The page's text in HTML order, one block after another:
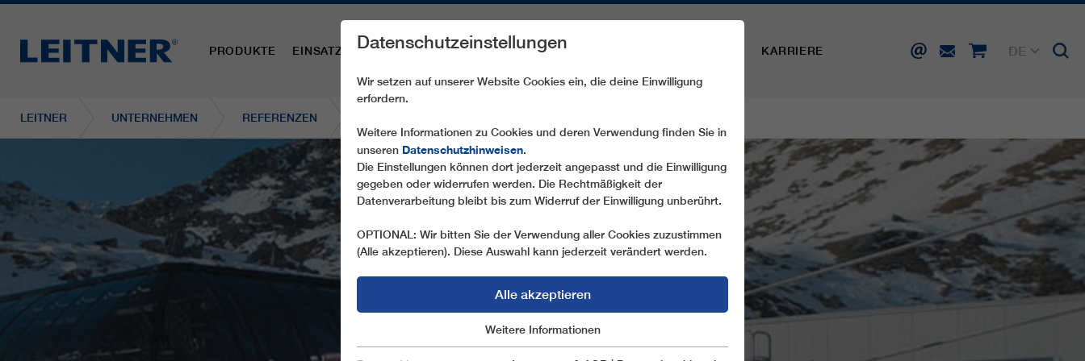
PRODUKTE EINSATZBEREICHE ERSATZTEILE SERVICE KARRIERE
DE
LEITNER UNTERNEHMEN REFERENZEN
Datenschutzeinstellungen
Wir setzen auf unserer Website Cookies ein, die deine Einwilligung
erfordern.
Weitere Informationen zu Cookies und deren Verwendung finden Sie in
unseren Datenschutzhinweisen.
Die Einstellungen können dort jederzeit angepasst und die Einwilligung
gegeben oder widerrufen werden. Die Rechtmäßigkeit der
Datenverarbeitung bleibt bis zum Widerruf der Einwilligung unberührt.
OPTIONAL: Wir bitten Sie der Verwendung aller Cookies zuzustimmen
(Alle akzeptieren). Diese Auswahl kann jederzeit verändert werden.
Alle akzeptieren
Marketing
Weitere Informationen